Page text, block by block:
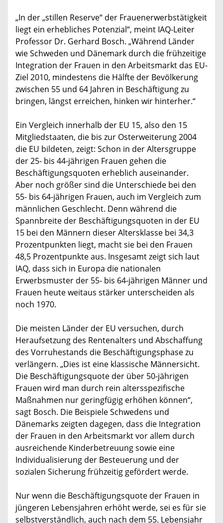
„In der „stillen Reserve“ der Frauenerwerbstätigkeit
liegt ein erhebliches Potenzial“, meint IAQ-Leiter
Professor Dr. Gerhard Bosch. „Während Länder
wie Schweden und Dänemark durch die frühzeitige
Integration der Frauen in den Arbeitsmarkt das EU-
Ziel 2010, mindestens die Hälfte der Bevölkerung
zwischen 55 und 64 Jahren in Beschäftigung zu
bringen, längst erreichen, hinken wir hinterher.“
Ein Vergleich innerhalb der EU 15, also den 15
Mitgliedstaaten, die bis zur Osterweiterung 2004
die EU bildeten, zeigt: Schon in der Altersgruppe
der 25- bis 44-jährigen Frauen gehen die
Beschäftigungsquoten erheblich auseinander.
Aber noch größer sind die Unterschiede bei den
55- bis 64-jährigen Frauen, auch im Vergleich zum
männlichen Geschlecht. Denn während die
Spannbreite der Beschäftigungsquoten in der EU
15 bei den Männern dieser Altersklasse bei 34,3
Prozentpunkten liegt, macht sie bei den Frauen
48,5 Prozentpunkte aus. Insgesamt zeigt sich laut
IAQ, dass sich in Europa die nationalen
Erwerbsmuster der 55- bis 64-jährigen Männer und
Frauen heute weitaus stärker unterscheiden als
noch 1970.
Die meisten Länder der EU versuchen, durch
Heraufsetzung des Rentenalters und Abschaffung
des Vorruhestands die Beschäftigungsphase zu
verlängern. „Dies ist eine klassische Männersicht.
Die Beschäftigungsquote der über 50-jährigen
Frauen wird man durch rein altersspezifische
Maßnahmen nur geringfügig erhöhen können“,
sagt Bosch. Die Beispiele Schwedens und
Dänemarks zeigten dagegen, dass die Integration
der Frauen in den Arbeitsmarkt vor allem durch
ausreichende Kinderbetreuung sowie eine
Individualisierung der Besteuerung und der
sozialen Sicherung frühzeitig gefördert werde.
Nur wenn die Beschäftigungsquote der Frauen in
jüngeren Lebensjahren erhöht werde, sei es für sie
selbstverständlich, auch nach dem 55. Lebensjahr